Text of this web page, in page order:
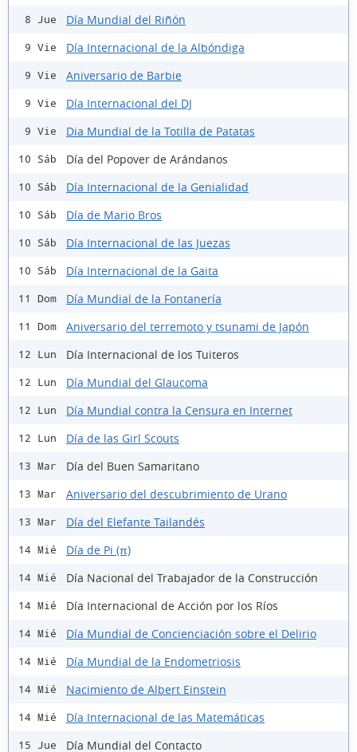
8 Jue Día Mundial del Riñón
9 Vie Día Internacional de la Albóndiga
9 Vie Aniversario de Barbie
9 Vie Día Internacional del DJ
9 Vie Dia Mundial de la Totilla de Patatas
10 Sáb Día del Popover de Arándanos
10 Sáb Día Internacional de la Genialidad
10 Sáb Día de Mario Bros
10 Sáb Día Internacional de las Juezas
10 Sáb Día Internacional de la Gaita
11 Dom Día Mundial de la Fontanería
11 Dom Aniversario del terremoto y tsunami de Japón
12 Lun Día Internacional de los Tuiteros
12 Lun Día Mundial del Glaucoma
12 Lun Día Mundial contra la Censura en Internet
12 Lun Día de las Girl Scouts
13 Mar Día del Buen Samaritano
13 Mar Aniversario del descubrimiento de Urano
13 Mar Día del Elefante Tailandés
14 Mié Día de Pi (π)
14 Mié Día Nacional del Trabajador de la Construcción
14 Mié Día Internacional de Acción por los Ríos
14 Mié Día Mundial de Concienciación sobre el Delirio
14 Mié Día Mundial de la Endometriosis
14 Mié Nacimiento de Albert Einstein
14 Mié Día Internacional de las Matemáticas
15 Jue Día Mundial del Contacto